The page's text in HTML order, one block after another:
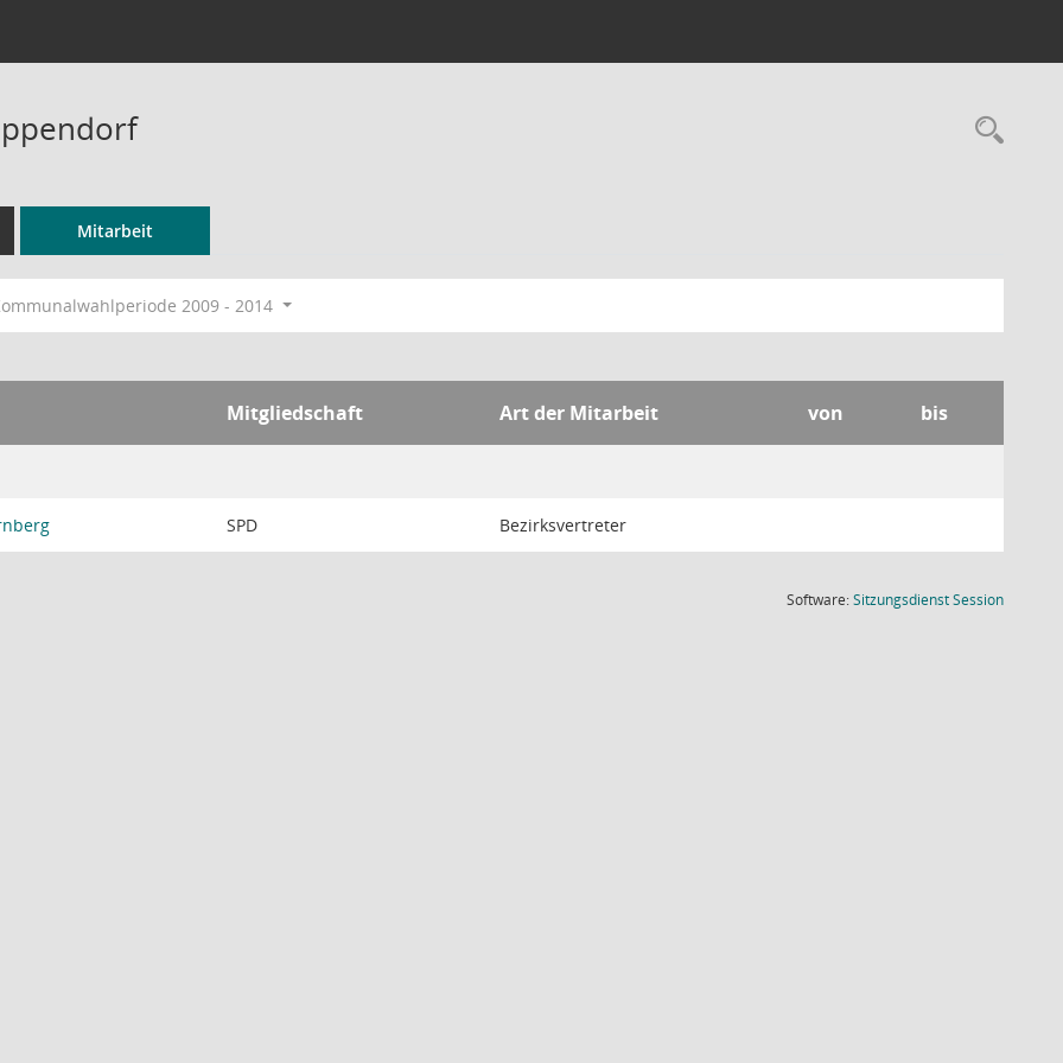
Mitarbeit
2009 - 2014
Mitgliedschaft Art der Mitarbeit von bis
SPD Bezirksvertreter
Software:SitzungsdienstSession(Wird in